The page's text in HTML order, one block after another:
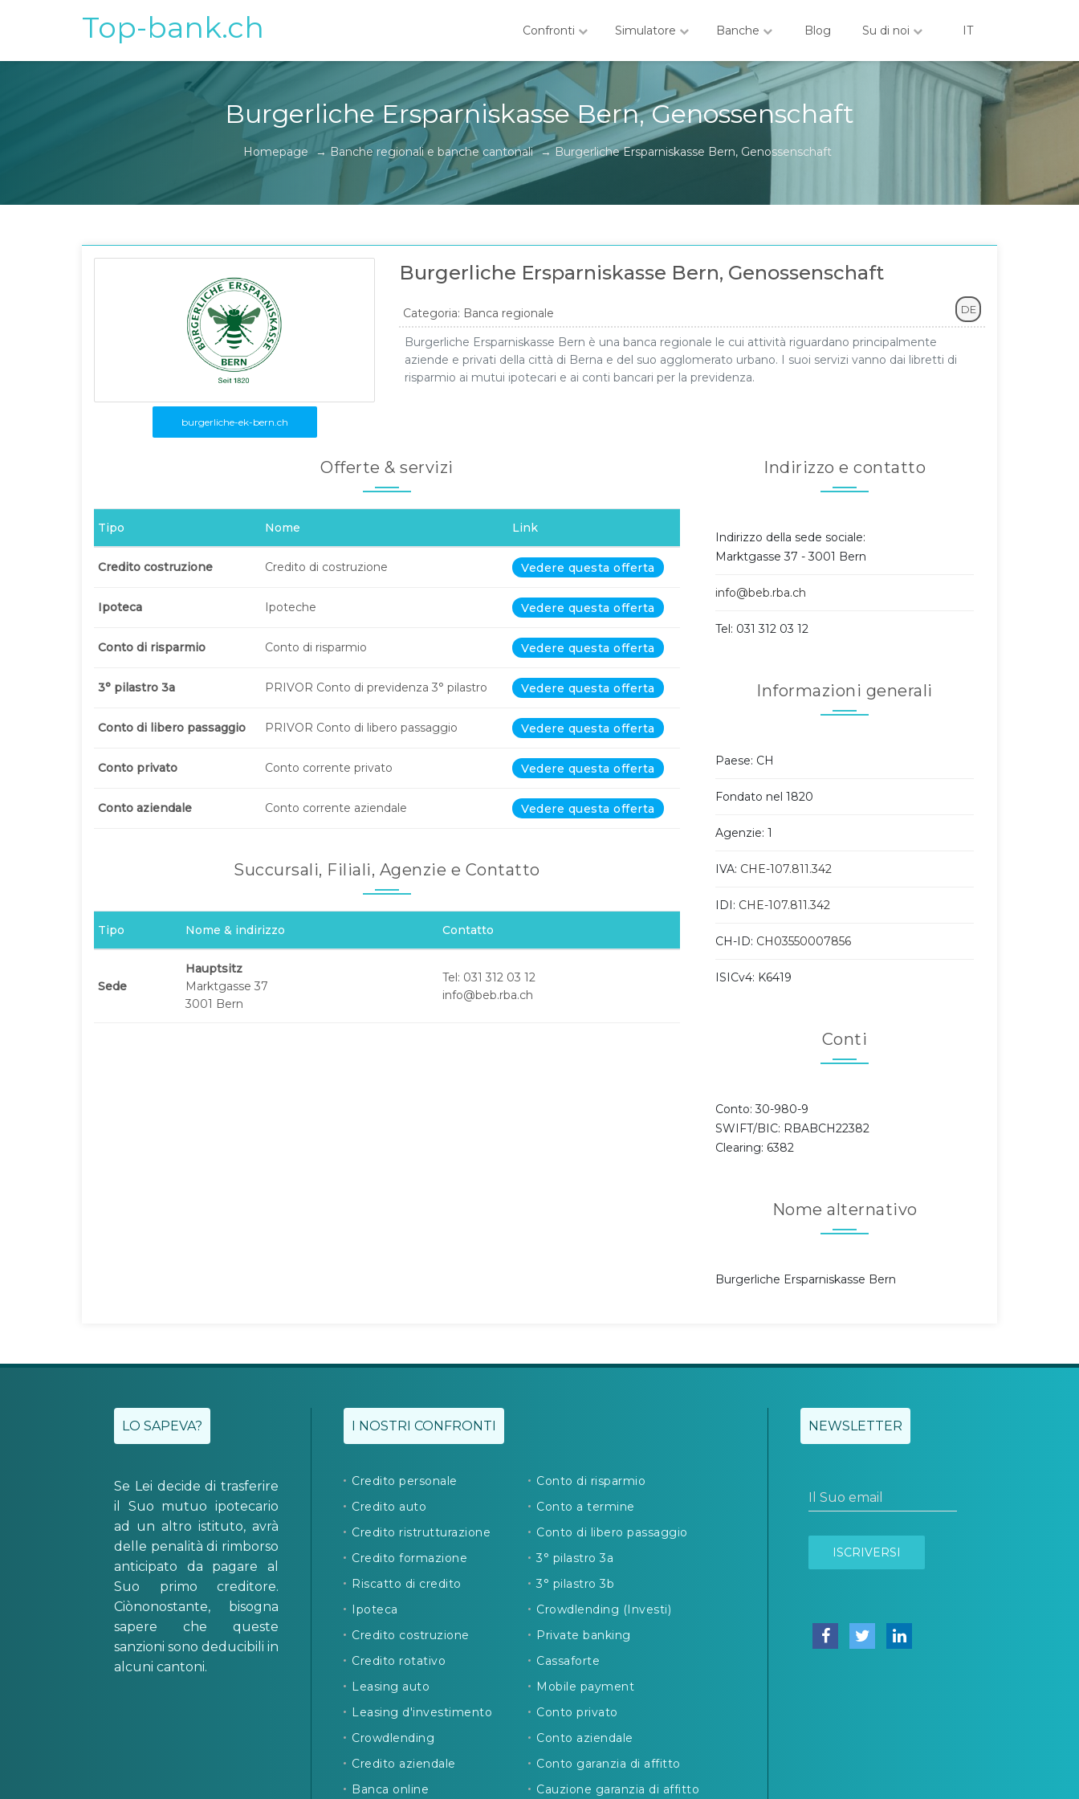
Top-bank.ch Confronti Simulatore Banche Blog Su di noi IT
Burgerliche Ersparniskasse Bern, Genossenschaft
Homepage → Banche regionali e banche cantonali → Burgerliche Ersparniskasse Bern, Genossenschaft
burgerliche-ek-bern.ch
Burgerliche Ersparniskasse Bern, Genossenschaft
Categoria: Banca regionale DE
Burgerliche Ersparniskasse Bern è una banca regionale le cui attività riguardano principalmente
aziende e privati della città di Berna e del suo agglomerato urbano. I suoi servizi vanno dai libretti di
risparmio ai mutui ipotecari e ai conti bancari per la previdenza.
Offerte & servizi
Tipo Nome Link
Credito costruzione Credito di costruzione Vedere questa offerta
Ipoteca Ipoteche Vedere questa offerta
Conto di risparmio Conto di risparmio Vedere questa offerta
3° pilastro 3a PRIVOR Conto di previdenza 3° pilastro Vedere questa offerta
Conto di libero passaggio PRIVOR Conto di libero passaggio Vedere questa offerta
Conto privato Conto corrente privato Vedere questa offerta
Conto aziendale Conto corrente aziendale Vedere questa offerta
Succursali, Filiali, Agenzie e Contatto
Tipo Nome & indirizzo Contatto
Sede
Hauptsitz
Marktgasse 37
3001 Bern
Tel: 031 312 03 12
info@beb.rba.ch
Indirizzo e contatto
Indirizzo della sede sociale:
Marktgasse 37 - 3001 Bern
info@beb.rba.ch
Tel: 031 312 03 12
Informazioni generali
Paese: CH
Fondato nel 1820
Agenzie: 1
IVA: CHE-107.811.342
IDI: CHE-107.811.342
CH-ID: CH03550007856
ISICv4: K6419
Conti
Conto: 30-980-9
SWIFT/BIC: RBABCH22382
Clearing: 6382
Nome alternativo
Burgerliche Ersparniskasse Bern
LO SAPEVA?
Se Lei decide di trasferire
il Suo mutuo ipotecario
ad un altro istituto, avrà
delle penalità di rimborso
anticipato da pagare al
Suo primo creditore.
Ciònonostante, bisogna
sapere che queste
sanzioni sono deducibili in
alcuni cantoni.
I NOSTRI CONFRONTI
Credito personale
Credito auto
Credito ristrutturazione
Credito formazione
Riscatto di credito
Ipoteca
Credito costruzione
Credito rotativo
Leasing auto
Leasing d'investimento
Crowdlending
Credito aziendale
Banca online
Conto di risparmio
Conto a termine
Conto di libero passaggio
3° pilastro 3a
3° pilastro 3b
Crowdlending (Investi)
Private banking
Cassaforte
Mobile payment
Conto privato
Conto aziendale
Conto garanzia di affitto
Cauzione garanzia di affitto
NEWSLETTER
Il Suo email
ISCRIVERSI